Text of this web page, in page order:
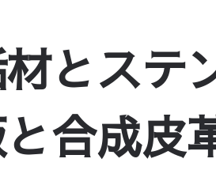
とステ
合成皮